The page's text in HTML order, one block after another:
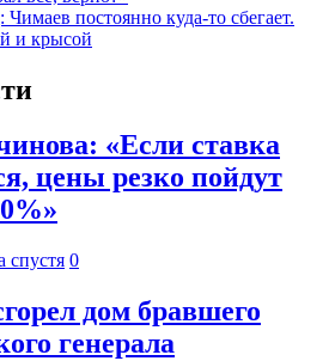
постоянно куда-то сбегает.
и крысой
«Если ставка
цены резко пойдут
спустя 0
дом бравшего
генерала